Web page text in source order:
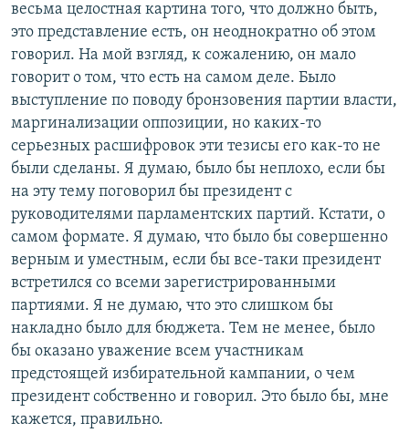
весьма целостная картина того, что должно быть,
это представление есть, он неоднократно об этом
говорил. На мой взгляд, к сожалению, он мало
говорит о том, что есть на самом деле. Было
выступление по поводу бронзовения партии власти,
маргинализации оппозиции, но каких-то
серьезных расшифровок эти тезисы его как-то не
были сделаны. Я думаю, было бы неплохо, если бы
на эту тему поговорил бы президент с
руководителями парламентских партий. Кстати, о
самом формате. Я думаю, что было бы совершенно
верным и уместным, если бы все-таки президент
встретился со всеми зарегистрированными
партиями. Я не думаю, что это слишком бы
накладно было для бюджета. Тем не менее, было
бы оказано уважение всем участникам
предстоящей избирательной кампании, о чем
президент собственно и говорил. Это было бы, мне
кажется, правильно.